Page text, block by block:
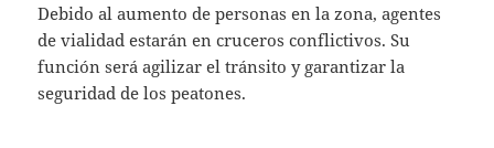
Debido al aumento de personas en la zona, agentes
de vialidad estarán en cruceros conflictivos. Su
función será agilizar el tránsito y garantizar la
seguridad de los peatones.